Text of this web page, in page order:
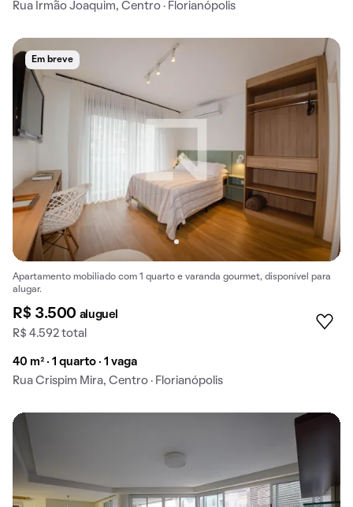
Rua Irmão Joaquim, Centro · Florianópolis
Em breve
Apartamento mobiliado com 1 quarto e varanda gourmet, disponível para
alugar.
R$ 3.500 aluguel
R$ 4.592 total
40 m² · 1 quarto · 1 vaga
Rua Crispim Mira, Centro · Florianópolis